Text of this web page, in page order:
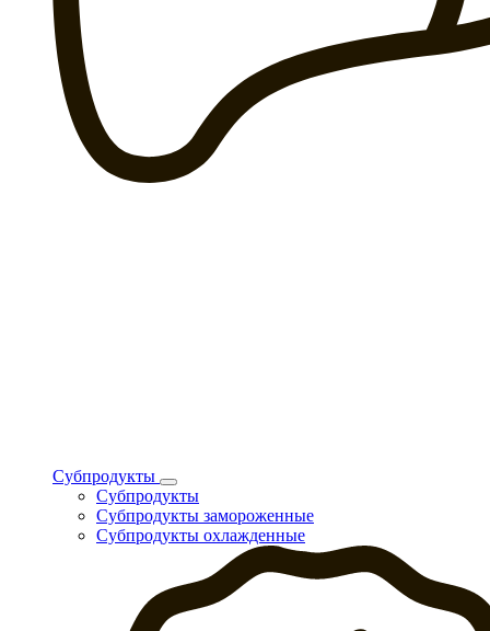
Субпродукты
Субпродукты
Субпродукты замороженные
Субпродукты охлажденные